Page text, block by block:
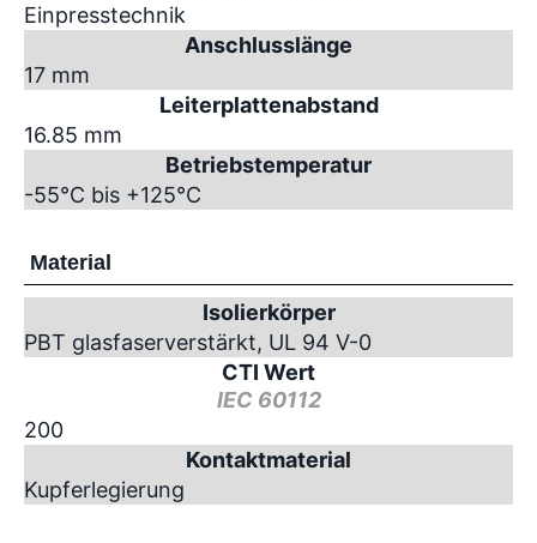
Einpresstechnik
Anschlusslänge
17 mm
Leiterplattenabstand
16.85 mm
Betriebstemperatur
-55°C bis +125°C
Material
Isolierkörper
PBT glasfaserverstärkt, UL 94 V-0
CTI Wert
IEC 60112
200
Kontaktmaterial
Kupferlegierung